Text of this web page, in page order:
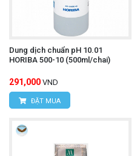
Dung dịch chuẩn pH 10.01
HORIBA 500-10 (500ml/chai)
291,000 VND
ĐẶT MUA